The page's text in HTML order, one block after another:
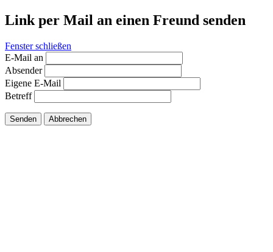
Link per Mail an einen Freund senden
Fenster schließen
E-Mail an
Absender
Eigene E-Mail
Betreff
Senden Abbrechen